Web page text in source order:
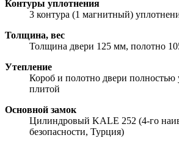
Контуры уплотнения
3 контура (1 магнитный)
Толщина, вес
Толщина двери 125 мм, полотно
Утепление
Короб и полотно двери полностью
плитой
Основной замок
Цилиндровый KALE 252 (4-го
безопасности, Турция)